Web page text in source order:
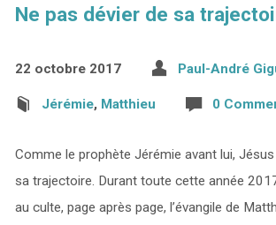
Ne pas dévier de sa
22 octobre 2017 Paul-André
Jérémie, Matthieu 0
Comme le prophète Jérémie avant lui, Jésus
sa trajectoire. Durant toute cette année
au culte, page après page, l’évangile de